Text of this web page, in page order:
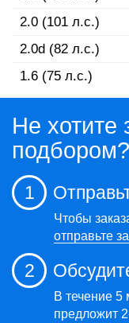
2.0 (101 л.с.)
2.0d (82 л.с.)
1.6 (75 л.с.)
Не хотите
1
Чтобы
отправьте
2
В течение 5
предложит